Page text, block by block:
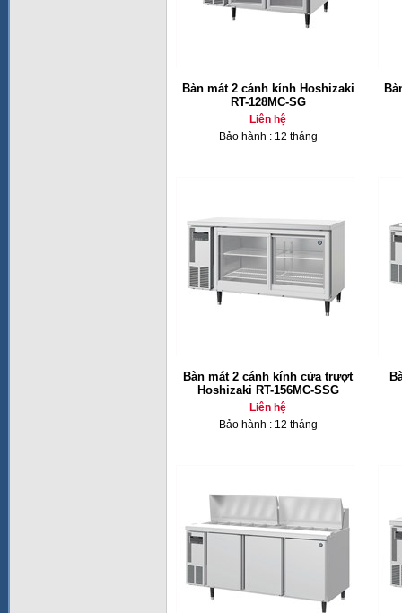
Bàn mát 2 cánh kính Hoshizaki
RT-128MC-SG
Liên hệ
Bảo hành : 12 tháng
Bàn mát 2 cánh kính cửa trượt
Hoshizaki RT-156MC-SSG
Liên hệ
Bảo hành : 12 tháng